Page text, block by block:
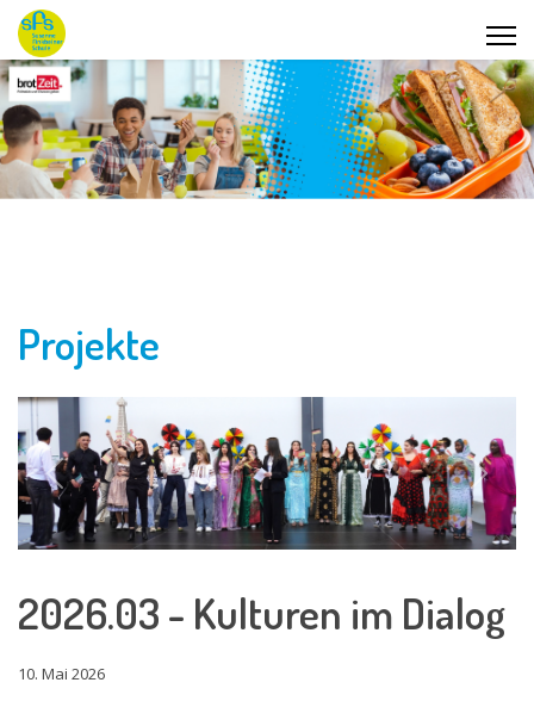
Projekte
Previous Next
2026.03 - Kulturen im Dialog
10. Mai 2026